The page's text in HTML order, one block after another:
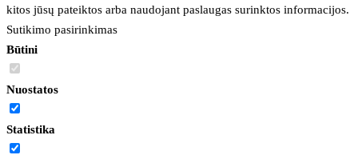
kitos jūsų pateiktos arba naudojant paslaugas surinktos informacijos.
Sutikimo pasirinkimas
Būtini
Nuostatos
Statistika